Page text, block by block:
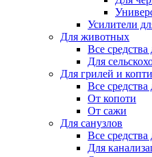
Усилители
Для животных
Все
Для
Для грилей и
Все
От копоти
От сажи
Для санузлов
Все средства
Для